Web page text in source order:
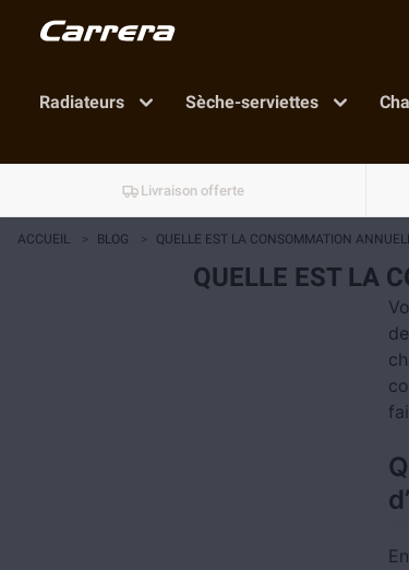
Radiateurs Sèche-serviettes
Livraison offerte
ACCUEIL > BLOG > QUELLE EST LA CONSOMMATION
QUELLE EST LA